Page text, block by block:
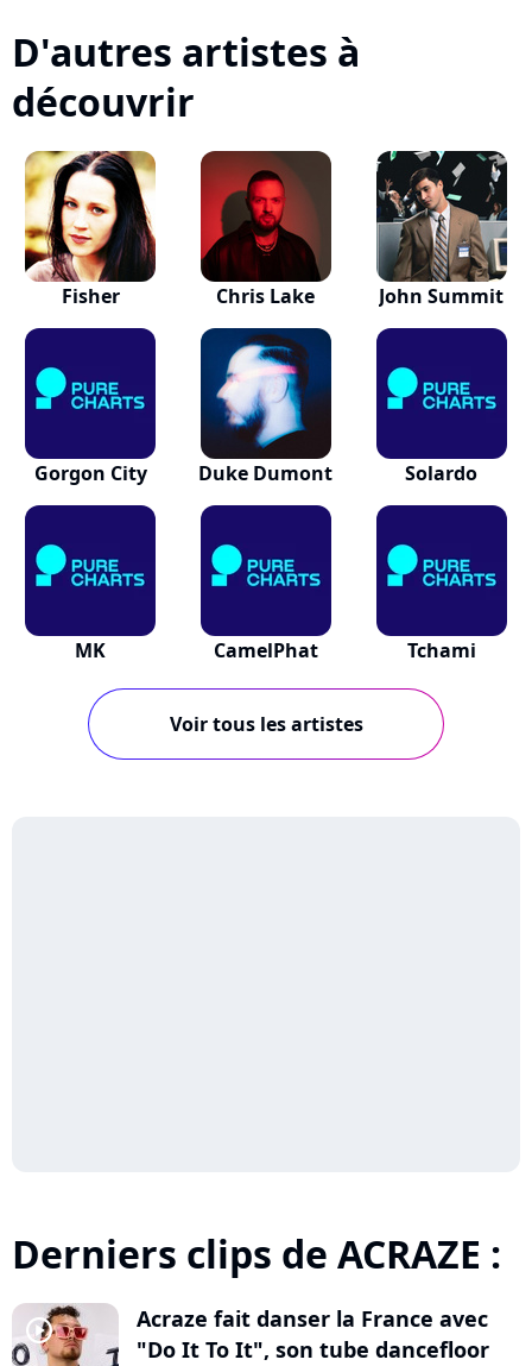
D'autres artistes à
découvrir
Fisher Chris Lake John Summit
Gorgon City Duke Dumont Solardo
MK CamelPhat Tchami
Voir tous les artistes
Derniers clips de ACRAZE :
player2
Acraze fait danser la France avec
"Do It To It", son tube dancefloor